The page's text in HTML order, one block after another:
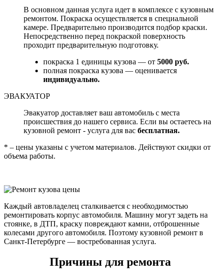
В основном данная услуга идет в комплексе с кузовным
ремонтом. Покраска осуществляется в специальной
камере. Предварительно производится подбор краски.
Непосредственно перед покраской поверхность
проходит предварительную подготовку.
покраска 1 единицы кузова — от 5000 руб.
полная покраска кузова — оценивается
индивидуально.
ЭВАКУАТОР
Эвакуатор доставляет ваш автомобиль с места
происшествия до нашего сервиса. Если вы остаетесь на
кузовной ремонт - услуга для вас бесплатная.
* – цены указаны с учетом материалов. Действуют скидки от
объема работы.
Каждый автовладелец сталкивается с необходимостью
ремонтировать корпус автомобиля. Машину могут задеть на
стоянке, в ДТП, краску повреждают камни, отброшенные
колесами другого автомобиля. Поэтому кузовной ремонт в
Санкт-Петербурге — востребованная услуга.
Причины для ремонта